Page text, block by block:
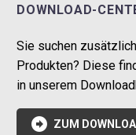
DOWNLOAD-
Sie suchen
Produkten? Diese
in unserem
 ZUM